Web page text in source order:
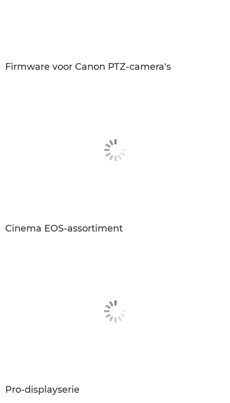
Firmware voor Canon PTZ-camera's
Cinema EOS-assortiment
Pro-displayserie